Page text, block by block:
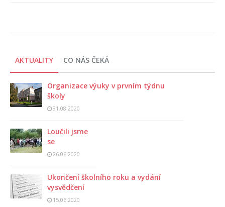
AKTUALITY CO NÁS ČEKÁ
Organizace výuky v prvním týdnu
školy
31.08.2020
Loučili jsme
se
26.06.2020
Ukončení školního roku a vydání
vysvědčení
15.06.2020